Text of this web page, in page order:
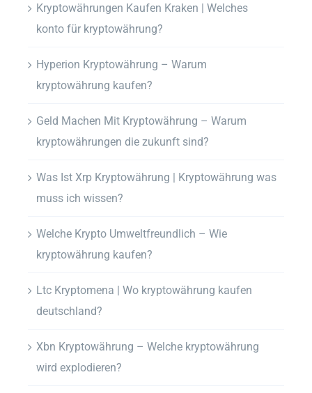
Kryptowährungen Kaufen Kraken | Welches
konto für kryptowährung?
Hyperion Kryptowährung – Warum
kryptowährung kaufen?
Geld Machen Mit Kryptowährung – Warum
kryptowährungen die zukunft sind?
Was Ist Xrp Kryptowährung | Kryptowährung was
muss ich wissen?
Welche Krypto Umweltfreundlich – Wie
kryptowährung kaufen?
Ltc Kryptomena | Wo kryptowährung kaufen
deutschland?
Xbn Kryptowährung – Welche kryptowährung
wird explodieren?